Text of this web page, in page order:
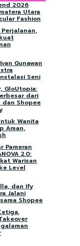
2026
Utara
Fashion
Perjalanan,
Gunawan
Seni
GloUtopia:
dari
dan Shopee
Wanita
Aman,
Pameran
2.0:
Warisan
Level
dan Ify
Jalani
Shopee